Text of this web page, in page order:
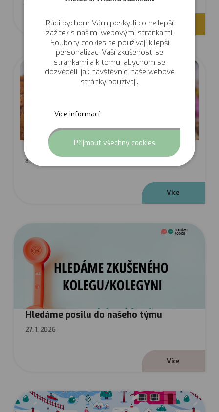
Rádi bychom Vám poskytli co nejlepší
zážitek s našimi webovými stránkami.
Soubory cookies se používají k lepší
personalizaci Vaší zkušenosti se
stránkami a k tomu, abychom se
dozvěděli, jak návštěvníci naše webové
stránky používají.
Více informací
Odmítnut
Přijmout všechny cookies
Ví
Bábovkový den 2026 se blíží
8. 4. 2026
Více
Hledáme posilu do našeho týmu
27. 1. 2026
Více